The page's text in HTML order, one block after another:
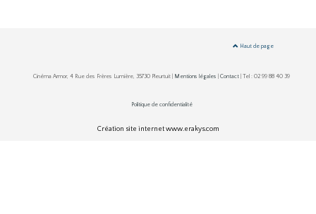
Haut de page
Cinéma Armor, 4 Rue des Frères Lumière, 35730 Pleurtuit | Mentions légales Contact | Tel : 02 99 88 40 39
Politique de confidentialité
Création site internet www.erakys.com